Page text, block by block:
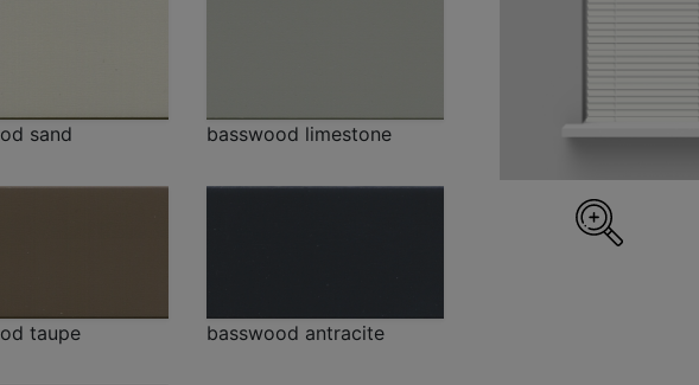
sand basswood limestone
taupe basswood antracite